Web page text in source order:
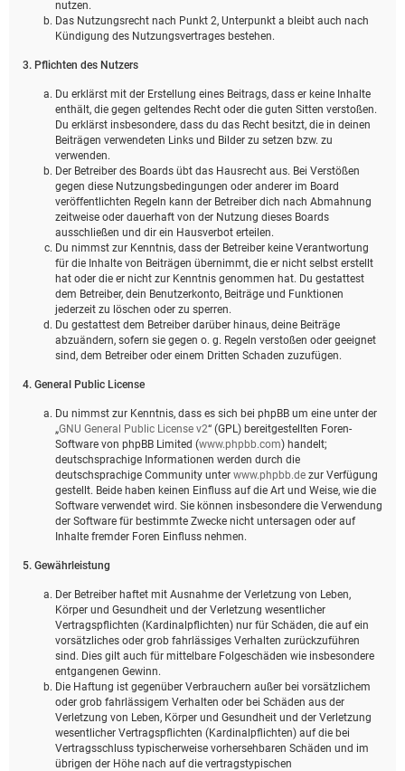
nutzen.
Das Nutzungsrecht nach Punkt 2, Unterpunkt a bleibt auch nach
Kündigung des Nutzungsvertrages bestehen.
3. Pflichten des Nutzers
Du erklärst mit der Erstellung eines Beitrags, dass er keine Inhalte
enthält, die gegen geltendes Recht oder die guten Sitten verstoßen.
Du erklärst insbesondere, dass du das Recht besitzt, die in deinen
Beiträgen verwendeten Links und Bilder zu setzen bzw. zu
verwenden.
Der Betreiber des Boards übt das Hausrecht aus. Bei Verstößen
gegen diese Nutzungsbedingungen oder anderer im Board
veröffentlichten Regeln kann der Betreiber dich nach Abmahnung
zeitweise oder dauerhaft von der Nutzung dieses Boards
ausschließen und dir ein Hausverbot erteilen.
Du nimmst zur Kenntnis, dass der Betreiber keine Verantwortung
für die Inhalte von Beiträgen übernimmt, die er nicht selbst erstellt
hat oder die er nicht zur Kenntnis genommen hat. Du gestattest
dem Betreiber, dein Benutzerkonto, Beiträge und Funktionen
jederzeit zu löschen oder zu sperren.
Du gestattest dem Betreiber darüber hinaus, deine Beiträge
abzuändern, sofern sie gegen o. g. Regeln verstoßen oder geeignet
sind, dem Betreiber oder einem Dritten Schaden zuzufügen.
4. General Public License
Du nimmst zur Kenntnis, dass es sich bei phpBB um eine unter der
„GNU General Public License v2“ (GPL) bereitgestellten Foren-
Software von phpBB Limited (www.phpbb.com) handelt;
deutschsprachige Informationen werden durch die
deutschsprachige Community unter www.phpbb.de zur Verfügung
gestellt. Beide haben keinen Einfluss auf die Art und Weise, wie die
Software verwendet wird. Sie können insbesondere die Verwendung
der Software für bestimmte Zwecke nicht untersagen oder auf
Inhalte fremder Foren Einfluss nehmen.
5. Gewährleistung
Der Betreiber haftet mit Ausnahme der Verletzung von Leben,
Körper und Gesundheit und der Verletzung wesentlicher
Vertragspflichten (Kardinalpflichten) nur für Schäden, die auf ein
vorsätzliches oder grob fahrlässiges Verhalten zurückzuführen
sind. Dies gilt auch für mittelbare Folgeschäden wie insbesondere
entgangenen Gewinn.
Die Haftung ist gegenüber Verbrauchern außer bei vorsätzlichem
oder grob fahrlässigem Verhalten oder bei Schäden aus der
Verletzung von Leben, Körper und Gesundheit und der Verletzung
wesentlicher Vertragspflichten (Kardinalpflichten) auf die bei
Vertragsschluss typischerweise vorhersehbaren Schäden und im
übrigen der Höhe nach auf die vertragstypischen